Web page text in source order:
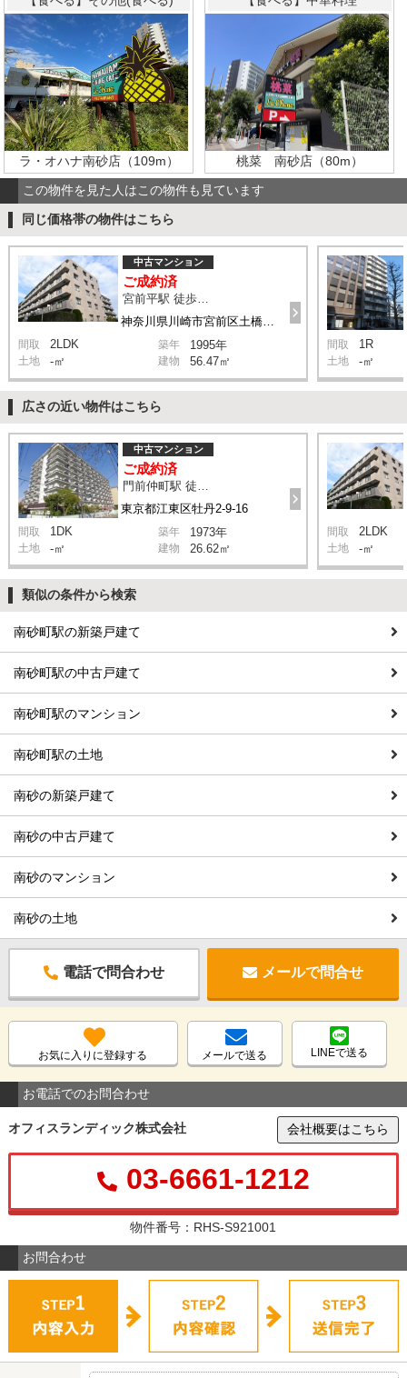
ラ・オハナ南砂店（109m）
桃菜 南砂店（80m）
この物件を見た人はこの物件も見ています
同じ価格帯の物件はこちら
中古マンション
ご成約済
間取 2LDK 築年 1995年
土地 -㎡ 建物 56.47㎡
間取 1R
土地 -㎡
広さの近い物件はこちら
東京都江東区牡丹2-9-16
中古マンション
ご成約済
門前仲町駅 徒歩3分
間取 1DK 築年 1973年
土地 -㎡ 建物 26.62㎡
間取 2LDK
土地 -㎡
類似の条件から検索
南砂町駅の新築戸建て
南砂町駅の中古戸建て
南砂町駅のマンション
南砂町駅の土地
南砂の新築戸建て
南砂の中古戸建て
南砂のマンション
南砂の土地
電話で問合わせ メールで問合せ
お気に入りに登録する メールで送る LINEで送る
お電話でのお問合わせ
オフィスランディック株式会社 会社概要はこちら
03-6661-1212
物件番号：RHS-S921001
お問合わせ